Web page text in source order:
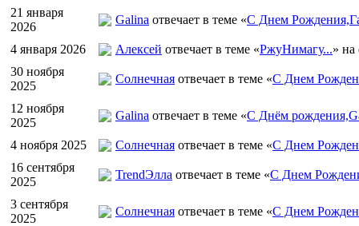
21 января
2026
Galina отвечает в теме «С Днем
4 января 2026 Алексей отвечает в теме «РжуНимагу...» на
30 ноября
2025
Солнечная отвечает в теме «С Днем
12 ноября
2025
Galina отвечает в теме «С Днём
4 ноября 2025 Солнечная отвечает в теме «С Днем
16 сентября
2025
TrendЭлла отвечает в теме «С Днем
3 сентября
2025
Солнечная отвечает в теме «С Днем